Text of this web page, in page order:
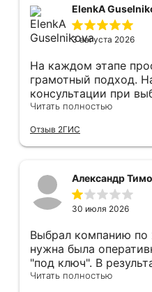
мусор убирает
ElenkA
3 августа 2026
На каждом этапе
грамотный подход.
консультации при
оперативным
оформление двери -
Рекомендуем и
Читать полностью
Отзыв 2ГИС
Александр
30 июля 2026
Выбрал компанию
нужна была
"под ключ". В
часа потратить на
Читать полностью